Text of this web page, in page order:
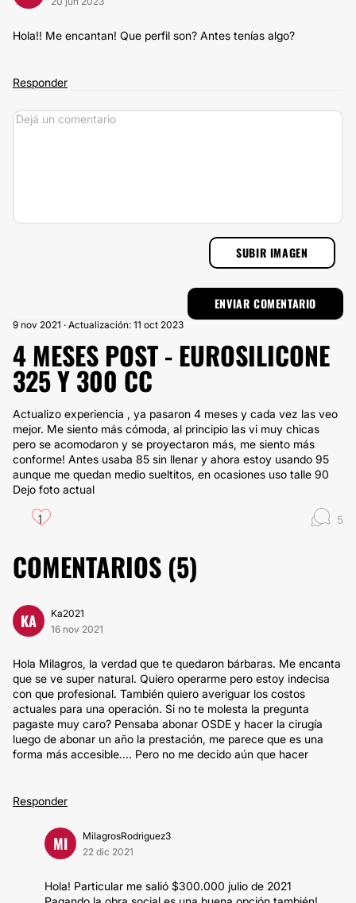
Hola!! Me encantan! Que perfil son? Antes tenías algo?
Responder
SUBIR IMAGEN
9 nov 2021 · Actualización: 11 oct 2023
4 MESES POST - EUROSILICONE
325 Y 300 CC
Actualizo experiencia , ya pasaron 4 meses y cada vez las veo
mejor. Me siento más cómoda, al principio las vi muy chicas
pero se acomodaron y se proyectaron más, me siento más
conforme! Antes usaba 85 sin llenar y ahora estoy usando 95
aunque me quedan medio sueltitos, en ocasiones uso talle 90
Dejo foto actual
1 5
COMENTARIOS (5)
KA
Ka2021
16 nov 2021
Hola Milagros, la verdad que te quedaron bárbaras. Me encanta
que se ve super natural. Quiero operarme pero estoy indecisa
con que profesional. También quiero averiguar los costos
actuales para una operación. Si no te molesta la pregunta
pagaste muy caro? Pensaba abonar OSDE y hacer la cirugía
luego de abonar un año la prestación, me parece que es una
forma más accesible.... Pero no me decido aún que hacer
Responder
MI
MilagrosRodriguez3
22 dic 2021
Hola! Particular me salió $300.000 julio de 2021